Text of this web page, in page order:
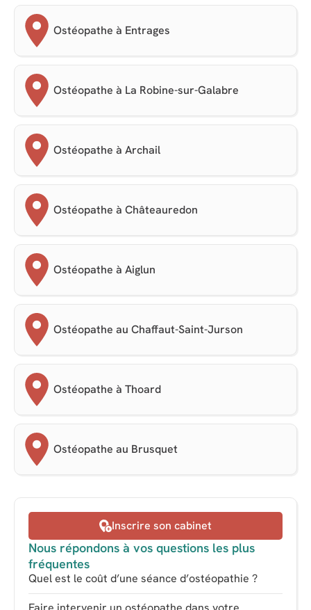
Ostéopathe à Entrages
Ostéopathe à La Robine-sur-Galabre
Ostéopathe à Archail
Ostéopathe à Châteauredon
Ostéopathe à Aiglun
Ostéopathe au Chaffaut-Saint-Jurson
Ostéopathe à Thoard
Ostéopathe au Brusquet
Inscrire son cabinet
Nous répondons à vos questions les plus
fréquentes
Quel est le coût d’une séance d’ostéopathie ?